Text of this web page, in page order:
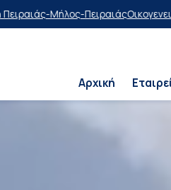
ΠροσφορέςΕκπτώσεις
Αρχική